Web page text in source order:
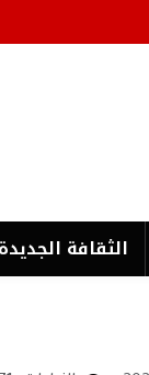
الثقافة الجدیدة